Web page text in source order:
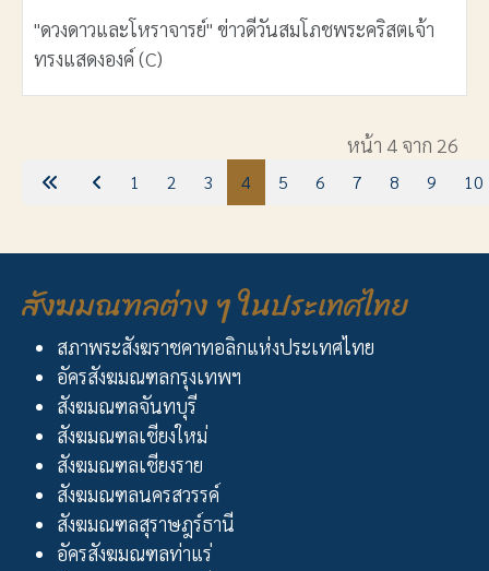
"ดวงดาวและโหราจารย์" ข่าวดีวันสมโภชพระคริสตเจ้า
ทรงแสดงองค์ (C)
หน้า 4 จาก 26
1 2 3 4 5 6 7 8 9 10
สังฆมณฑลต่าง ๆ ในประเทศไทย
สภาพระสังฆราชคาทอลิกแห่งประเทศไทย
อัครสังฆมณฑลกรุงเทพฯ
สังฆมณฑลจันทบุรี
สังฆมณฑลเชียงใหม่
สังฆมณฑลเชียงราย
สังฆมณฑลนครสวรรค์
สังฆมณฑลสุราษฎร์ธานี
อัครสังฆมณฑลท่าแร่